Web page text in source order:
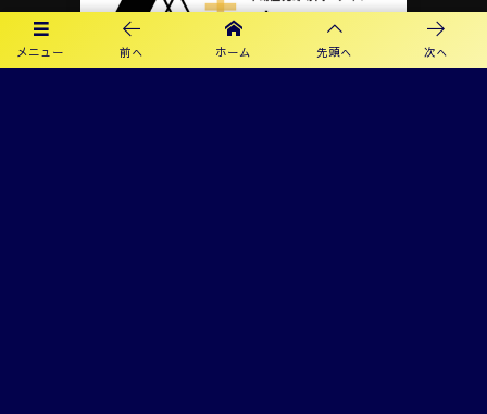
メニュー 前へ ホーム 先頭へ 次へ